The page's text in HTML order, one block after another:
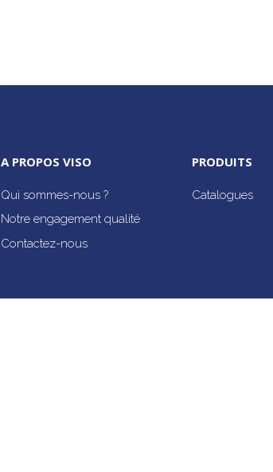
A PROPOS VISO
Qui sommes-nous ?
Notre engagement qualité
Contactez-nous
PRODUITS
Catalogues